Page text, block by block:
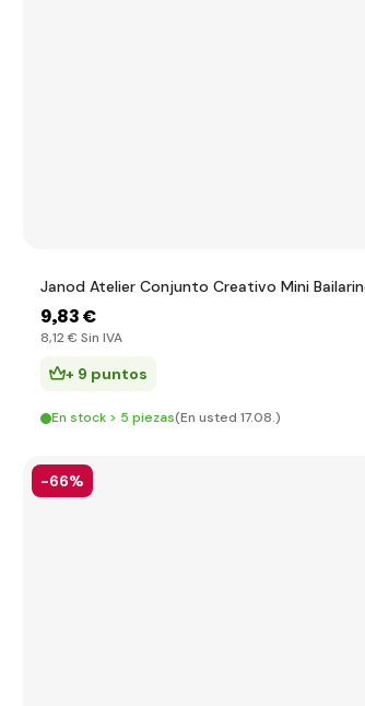
Janod Atelier Conjunto Creativo Mini
9,83 €
8,12 € Sin IVA
+ 9 puntos
En stock > 5 piezas(En usted 17.08.)
-66%